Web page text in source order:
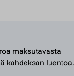
maksutavasta
kahdeksan luentoa.